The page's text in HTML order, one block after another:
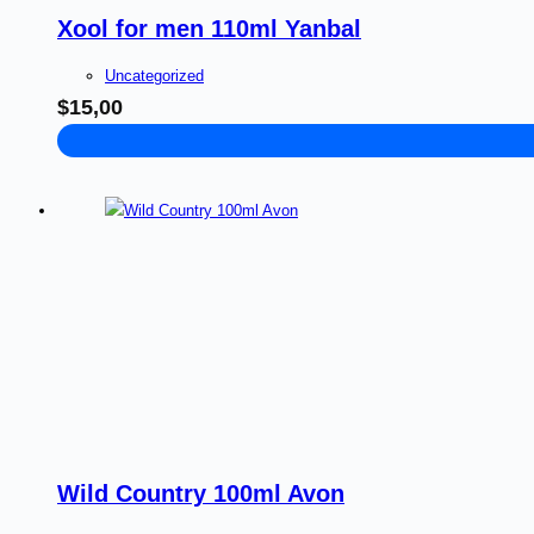
Xool for men 110ml Yanbal
Uncategorized
$15,00
Wild Country 100ml Avon